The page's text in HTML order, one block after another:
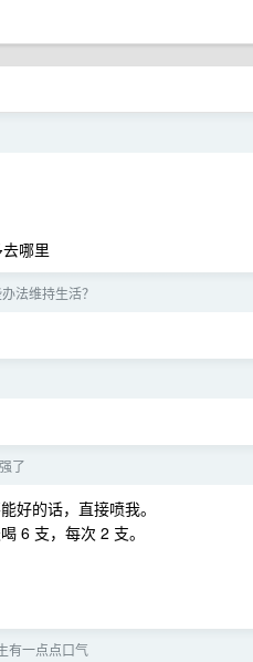
哪里
法维持生活？
了
好的话，直接喷我。
6 支，每次 2 支。
有一点点口气